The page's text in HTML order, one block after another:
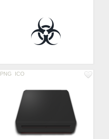
PNG ICO